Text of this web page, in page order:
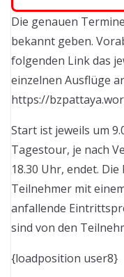
Die genauen
bekannt geben.
folgenden Link das
einzelnen Ausflüge
https://
Start ist jeweils um
Tagestour, je nach
18.30 Uhr, endet.
Teilnehmer mit
anfallende
sind von den
{loadposition user8}